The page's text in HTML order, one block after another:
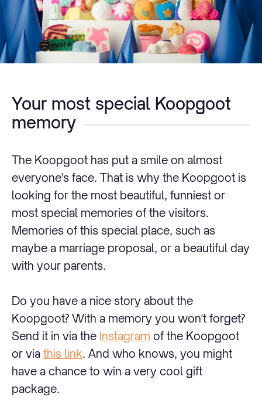
Your most special Koopgoot
memory
The Koopgoot has put a smile on almost
everyone's face. That is why the Koopgoot is
looking for the most beautiful, funniest or
most special memories of the visitors.
Memories of this special place, such as
maybe a marriage proposal, or a beautiful day
with your parents.
Do you have a nice story about the
Koopgoot? With a memory you won't forget?
Send it in via the Instagram of the Koopgoot
or via this link. And who knows, you might
have a chance to win a very cool gift
package.